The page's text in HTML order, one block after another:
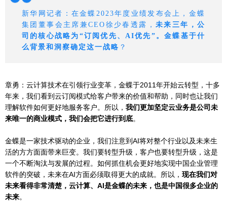
新华网记者：在金蝶2023年度业绩发布会上，金蝶
集团董事会主席兼CEO徐少春透露， 未来三年， 公
司的核心战略为“订阅优先、AI优先”。金蝶基于什
么背景和洞察确定这一战略 ？
章勇： 云计算技术在引领行业变革，金蝶于2011年开始云转型，十多
年来，我们看到云订阅模式给客户带来的价值和帮助，同时也让我们
理解软件如何更好地服务客户。所以， 我们更加坚定云业务是公司未
来唯一的商业模式，我们会把它进行到底。
金蝶是一家技术驱动的企业，我们注意到AI将对整个行业以及未来生
活的方方面面带来巨变。我们要转型升级，客户也要转型升级，这是
一个不断淘汰与发展的过程。如何抓住机会更好地实现中国企业管理
软件的突破，未来在AI方面必须取得更大的成就。所以， 现在我们对
未来看得非常清楚，云计算、AI是金蝶的未来，也是中国很多企业的
未来。